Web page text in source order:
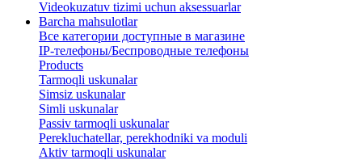
​Videokuzatuv tizimi uchun aksessuarlar
Barcha mahsulotlar
Все категории доступные в магазине
IP-телефоны/Беспроводные телефоны
Products
Tarmoqli uskunalar
Simsiz uskunalar
Simli uskunalar
Passiv tarmoqli uskunalar
​Perekluchatellar, perekhodniki va moduli
Aktiv tarmoqli uskunalar